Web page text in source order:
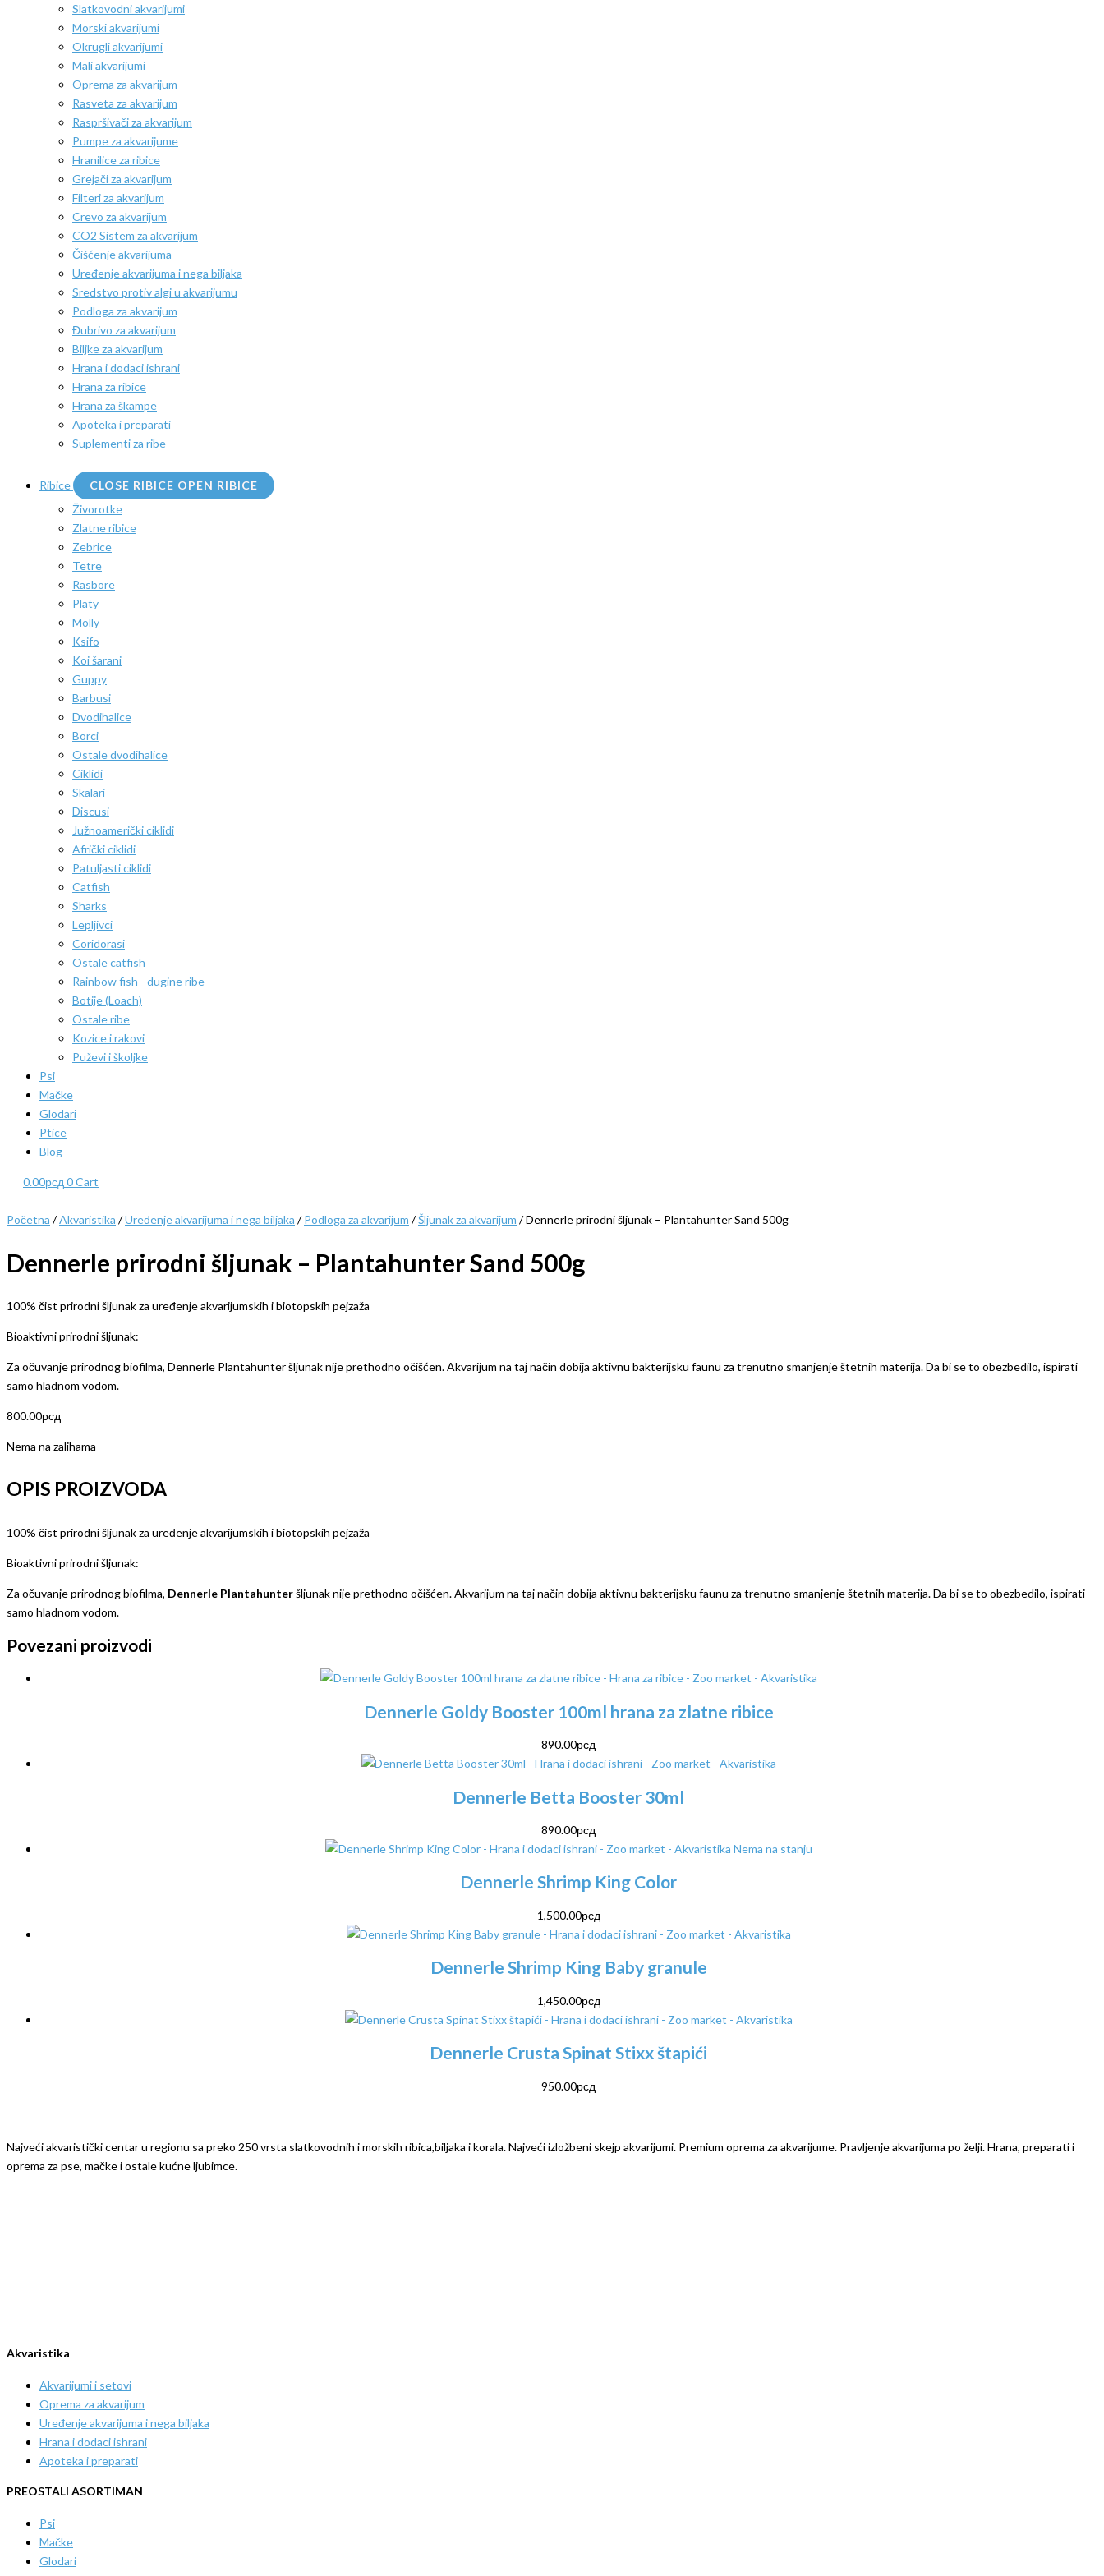
Slatkovodni akvarijumi
Morski akvarijumi
Okrugli akvarijumi
Mali akvarijumi
Oprema za akvarijum
Rasveta za akvarijum
Raspršivači za akvarijum
Pumpe za akvarijume
Hranilice za ribice
Grejači za akvarijum
Filteri za akvarijum
Crevo za akvarijum
CO2 Sistem za akvarijum
Čišćenje akvarijuma
Uređenje akvarijuma i nega biljaka
Sredstvo protiv algi u akvarijumu
Podloga za akvarijum
Đubrivo za akvarijum
Biljke za akvarijum
Hrana i dodaci ishrani
Hrana za ribice
Hrana za škampe
Apoteka i preparati
Suplementi za ribe
Ribice CLOSE RIBICE OPEN RIBICE
Živorotke
Zlatne ribice
Zebrice
Tetre
Rasbore
Platy
Molly
Ksifo
Koi šarani
Guppy
Barbusi
Dvodihalice
Borci
Ostale dvodihalice
Ciklidi
Skalari
Discusi
Južnoamerički ciklidi
Afrički ciklidi
Patuljasti ciklidi
Catfish
Sharks
Lepljivci
Coridorasi
Ostale catfish
Rainbow fish - dugine ribe
Botije (Loach)
Ostale ribe
Kozice i rakovi
Puževi i školjke
Psi
Mačke
Glodari
Ptice
Blog
0.00рсд 0Cart
Početna /Akvaristika /Uređenje akvarijuma i nega biljaka /Podloga za akvarijum /Šljunak za akvarijum / Dennerle prirodni šljunak – Plantahunter Sand 500g
Dennerle prirodni šljunak – Plantahunter Sand 500g
100% čist prirodni šljunak za uređenje akvarijumskih i biotopskih pejzaža
Bioaktivni prirodni šljunak:
Za očuvanje prirodnog biofilma, Dennerle Plantahunter šljunak nije prethodno očišćen. Akvarijum na taj način dobija aktivnu bakterijsku faunu za trenutno smanjenje štetnih materija. Da bi se to obezbedilo, ispirati
samo hladnom vodom.
800.00рсд
Nema na zalihama
OPIS PROIZVODA
100% čist prirodni šljunak za uređenje akvarijumskih i biotopskih pejzaža
Bioaktivni prirodni šljunak:
Za očuvanje prirodnog biofilma, Dennerle Plantahunteršljunak nije prethodno očišćen. Akvarijum na taj način dobija aktivnu bakterijsku faunu za trenutno smanjenje štetnih materija. Da bi se to obezbedilo, ispirati
samo hladnom vodom.
Povezani proizvodi
Dennerle Goldy Booster 100ml hrana za zlatne ribice
890.00рсд
Dennerle Betta Booster 30ml
890.00рсд
Nema na stanju
Dennerle Shrimp King Color
1,500.00рсд
Dennerle Shrimp King Baby granule
1,450.00рсд
Dennerle Crusta Spinat Stixx štapići
950.00рсд
Najveći akvaristički centar u regionu sa preko 250 vrsta slatkovodnih i morskih ribica,biljaka i korala. Najveći izložbeni skejp akvarijumi. Premium oprema za akvarijume. Pravljenje akvarijuma po želji. Hrana, preparati i
oprema za pse, mačke i ostale kućne ljubimce.
Akvaristika
Akvarijumi i setovi
Oprema za akvarijum
Uređenje akvarijuma i nega biljaka
Hrana i dodaci ishrani
Apoteka i preparati
PREOSTALI ASORTIMAN
Psi
Mačke
Glodari